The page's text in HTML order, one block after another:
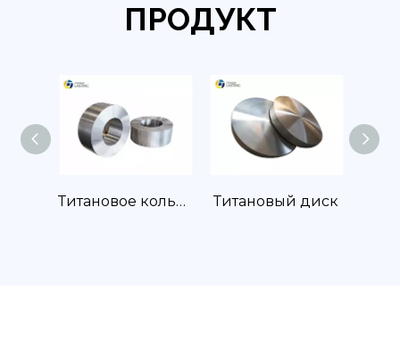
ПРОДУКТ
Титановое кольцо Титановый диск